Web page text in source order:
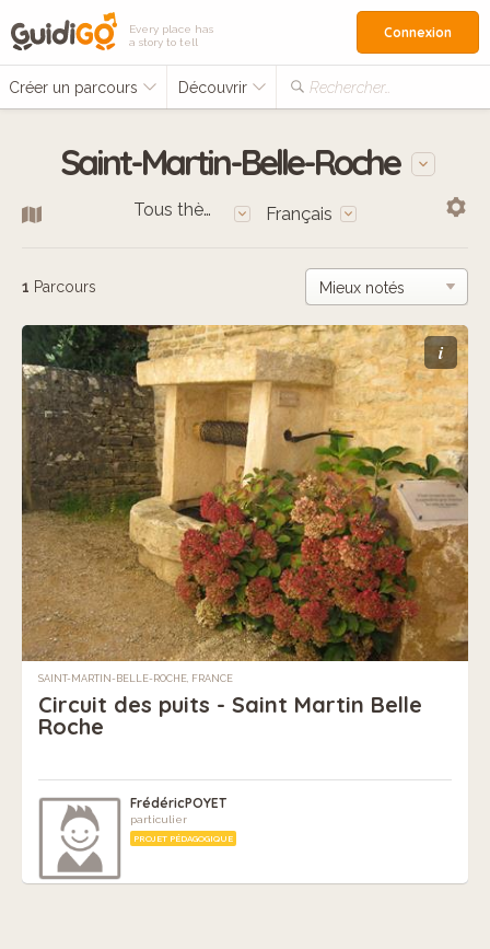
Every place has
a story to tell
Créer un parcours Découvrir Rechercher…
Connexion
Saint-Martin-Belle-Roche
Tous thèmes Français
1 Parcours
i
SAINT-MARTIN-BELLE-ROCHE, FRANCE
Circuit des puits - Saint Martin Belle
Roche
FrédéricPOYET
particulier
PROJET PÉDAGOGIQUE